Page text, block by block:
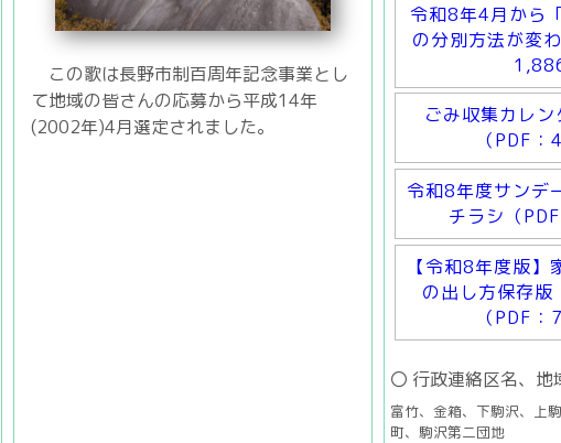
この歌は長野市制百周年記念事業とし
て地域の皆さんの応募から平成14年
(2002年)4月選定されました。
令和8年4月から
の分別方法が変
ごみ収集カレ
（PDF
令和8年度サンデ
チラシ（
【令和8年度版
の出し方保存版
（PDF
〇 行政連絡区名、地
富竹、金箱、下駒沢、上
町、駒沢第二団地